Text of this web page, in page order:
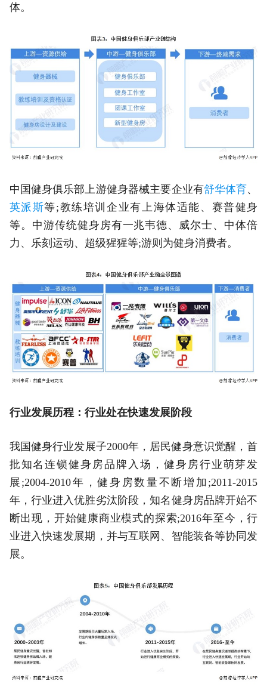
体。
中国健身俱乐部上游健身器械主要企业有舒华体育、
英派斯等;教练培训企业有上海体适能、赛普健身
等。中游传统健身房有一兆韦德、威尔士、中体倍
力、乐刻运动、超级猩猩等;游则为健身消费者。
行业发展历程：行业处在快速发展阶段
我国健身行业发展子2000年，居民健身意识觉醒，首
批知名连锁健身房品牌入场，健身房行业萌芽发
展;2004-2010年，健身房数量不断增加;2011-2015
年，行业进入优胜劣汰阶段，知名健身房品牌开始不
断出现，开始健康商业模式的探索;2016年至今，行
业进入快速发展期，并与互联网、智能装备等协同发
展。